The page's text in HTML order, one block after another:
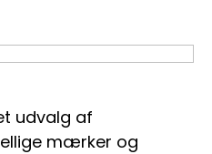
udvalg af
mærker og